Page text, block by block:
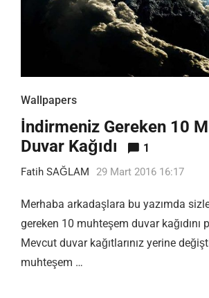
Wallpapers
İndirmeniz Gereken 10
Duvar Kağıdı
1
Fatih SAĞLAM 29 Mart 2016 16:17
Merhaba arkadaşlara bu yazımda
gereken 10 muhteşem duvar kağıdını
Mevcut duvar kağıtlarınız yerine
muhteşem …